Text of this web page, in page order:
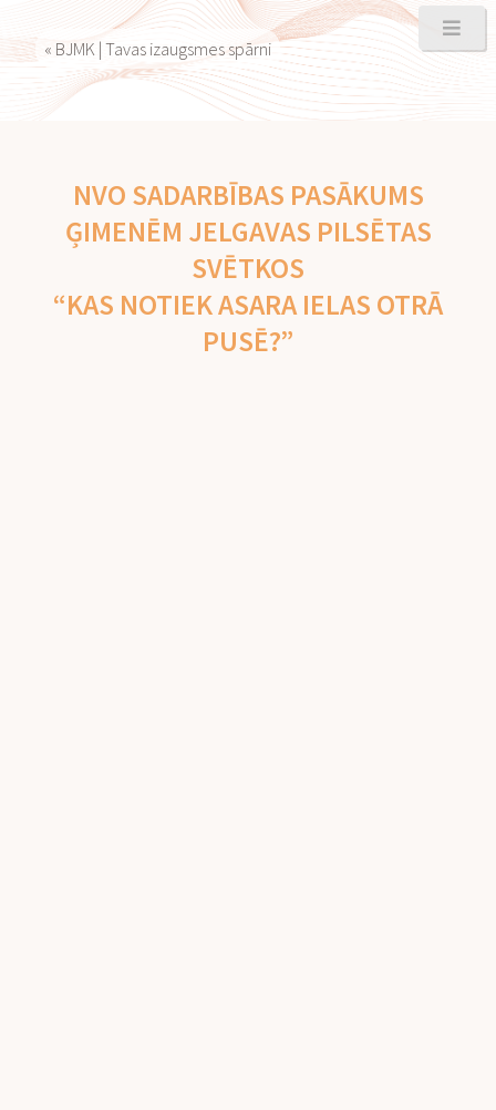
« BJMK | Tavas izaugsmes spārni
NVO SADARBĪBAS PASĀKUMS
ĢIMENĒM JELGAVAS PILSĒTAS
SVĒTKOS
“KAS NOTIEK ASARA IELAS OTRĀ
PUSĒ?”